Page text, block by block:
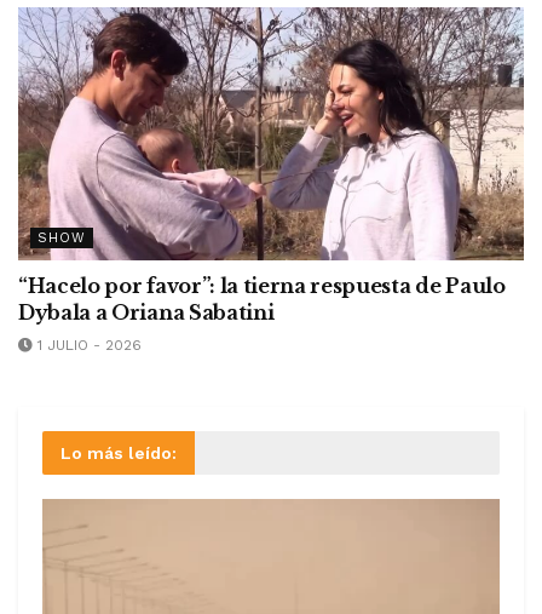
SHOW
“Hacelo por favor”: la tierna respuesta de Paulo
Dybala a Oriana Sabatini
1 JULIO - 2026
Lo más leído: